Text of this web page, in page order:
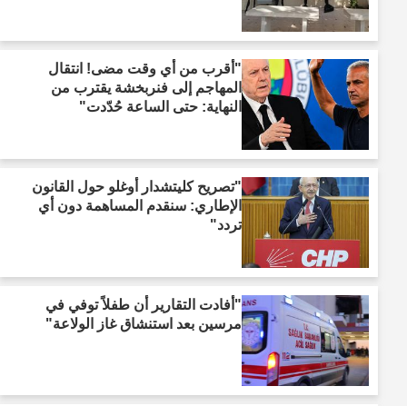
"أقرب من أي وقت مضى! انتقال
المهاجم إلى فنربخشة يقترب من
النهاية: حتى الساعة حُدّدت"
"تصريح كليتشدار أوغلو حول القانون
الإطاري: سنقدم المساهمة دون أي
تردد"
"أفادت التقارير أن طفلاً توفي في
مرسين بعد استنشاق غاز الولاعة"